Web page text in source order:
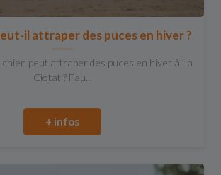
il attraper des puces en hiver ?
chien peut attraper des puces en hiver à La
Ciotat ? Fau...
+ infos